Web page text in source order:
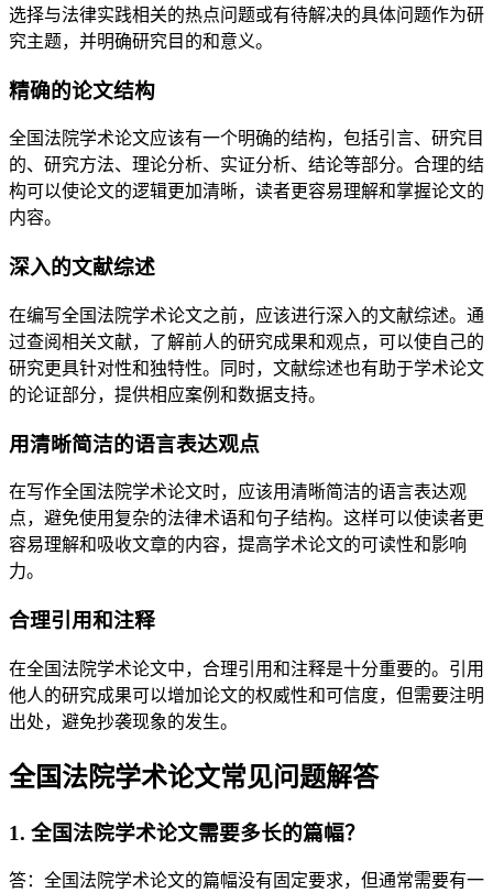
选择与法律实践相关的热点问题或有待解决的具体问题作为研
究主题，并明确研究目的和意义。
精确的论文结构
全国法院学术论文应该有一个明确的结构，包括引言、研究目
的、研究方法、理论分析、实证分析、结论等部分。合理的结
构可以使论文的逻辑更加清晰，读者更容易理解和掌握论文的
内容。
深入的文献综述
在编写全国法院学术论文之前，应该进行深入的文献综述。通
过查阅相关文献，了解前人的研究成果和观点，可以使自己的
研究更具针对性和独特性。同时，文献综述也有助于学术论文
的论证部分，提供相应案例和数据支持。
用清晰简洁的语言表达观点
在写作全国法院学术论文时，应该用清晰简洁的语言表达观
点，避免使用复杂的法律术语和句子结构。这样可以使读者更
容易理解和吸收文章的内容，提高学术论文的可读性和影响
力。
合理引用和注释
在全国法院学术论文中，合理引用和注释是十分重要的。引用
他人的研究成果可以增加论文的权威性和可信度，但需要注明
出处，避免抄袭现象的发生。
全国法院学术论文常见问题解答
1. 全国法院学术论文需要多长的篇幅？
答：全国法院学术论文的篇幅没有固定要求，但通常需要有一